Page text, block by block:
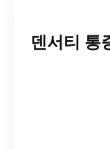
덴서티 통